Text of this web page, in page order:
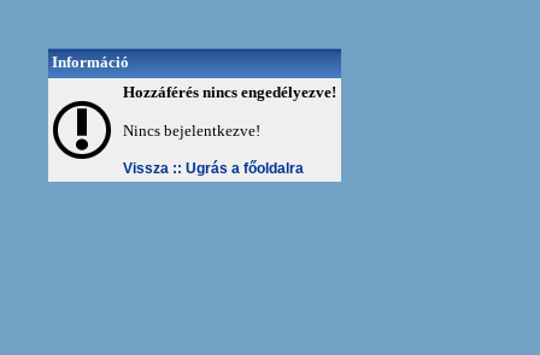
Információ
Hozzáférés nincs engedélyezve!
Nincs bejelentkezve!
Vissza :: Ugrás a főoldalra